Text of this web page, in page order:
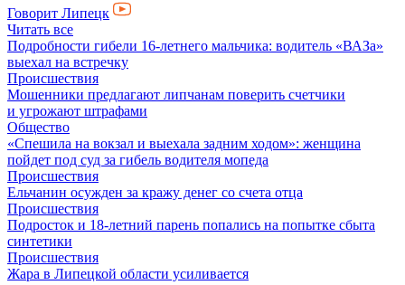
Говорит Липецк
Читать все
Подробности гибели 16-летнего мальчика: водитель «ВАЗа»
выехал на встречку
Происшествия
Мошенники предлагают липчанам поверить счетчики
и угрожают штрафами
Общество
«Спешила на вокзал и выехала задним ходом»: женщина
пойдет под суд за гибель водителя мопеда
Происшествия
Ельчанин осужден за кражу денег со счета отца
Происшествия
Подросток и 18-летний парень попались на попытке сбыта
синтетики
Происшествия
Жара в Липецкой области усиливается